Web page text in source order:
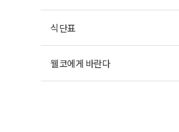
식단표
웰코에게 바란다